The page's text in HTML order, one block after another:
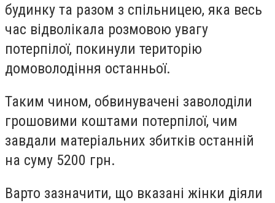
будинку та разом з спільницею, яка весь
час відволікала розмовою увагу
потерпілої, покинули територію
домоволодіння останньої.
Таким чином, обвинувачені заволоділи
грошовими коштами потерпілої, чим
завдали матеріальних збитків останній
на суму 5200 грн.
Варто зазначити, що вказані жінки діяли